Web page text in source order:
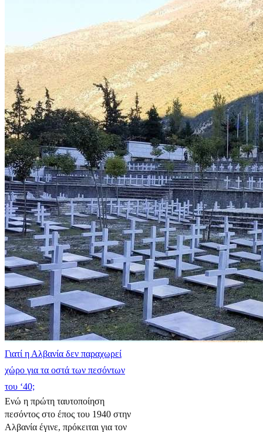
Γιατί η Αλβανία δεν παραχωρεί
χώρο για τα οστά των πεσόντων
του ‘40;
Ενώ η πρώτη ταυτοποίηση
πεσόντος στο έπος του 1940 στην
Αλβανία έγινε, πρόκειται για τον